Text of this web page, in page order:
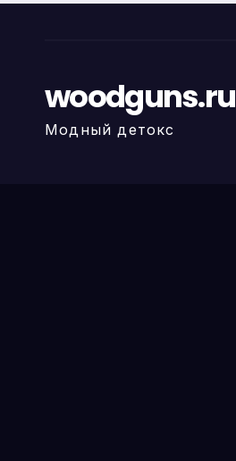
woodguns.ru
Модный детокс